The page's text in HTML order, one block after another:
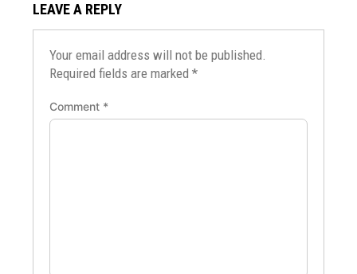
LEAVE A REPLY
Your email address will not be published.
Required fields are marked*
Comment *